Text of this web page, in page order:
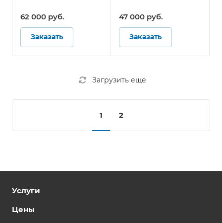
давления в шинах для
автобусов
62 000 руб.
Заказать
давления в шинах для
автобусов
47 000 руб.
Заказать
Загрузить еще
1 2
Услуги
Цены